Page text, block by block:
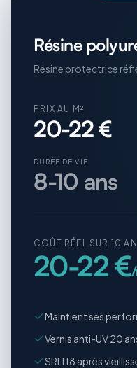
Résine
Résine protectrice
PRIX AU M²
20-22 €
DURÉE DE VIE
8-10 ans
COÛT RÉEL SUR 10
20-22 €
Maintient ses
Vernis anti-UV 20
SRI 118 après